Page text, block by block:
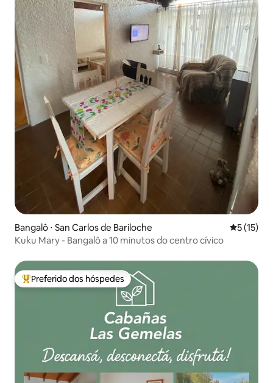
Bangalô ⋅ San Carlos de Bariloche 5 de uma
5 (15)
Kuku Mary - Bangalô a 10 minutos do centro cívico
Entre os melhores preferidos dos hóspedes
Preferido dos hóspedes